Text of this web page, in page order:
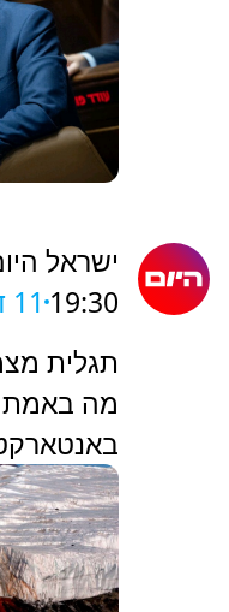
ישראל
19:30 11 דקות
תגלית
מה באמת